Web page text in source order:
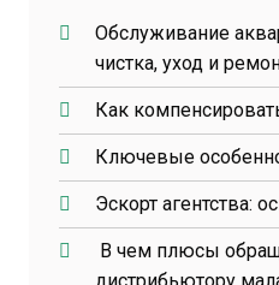
Обслуживание
чистка, уход и
Как
Ключевые
Эскорт агентства:
В чем плюсы